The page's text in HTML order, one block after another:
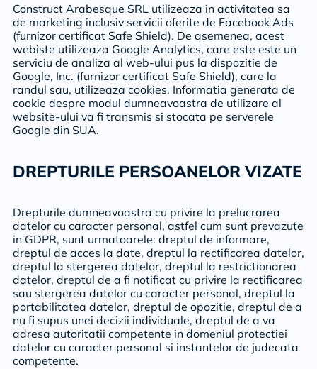
Construct Arabesque SRL utilizeaza in activitatea sa
de marketing inclusiv servicii oferite de Facebook Ads
(furnizor certificat Safe Shield). De asemenea, acest
webiste utilizeaza Google Analytics, care este este un
serviciu de analiza al web-ului pus la dispozitie de
Google, Inc. (furnizor certificat Safe Shield), care la
randul sau, utilizeaza cookies. Informatia generata de
cookie despre modul dumneavoastra de utilizare al
website-ului va fi transmis si stocata pe serverele
Google din SUA.
DREPTURILE PERSOANELOR VIZATE
Drepturile dumneavoastra cu privire la prelucrarea
datelor cu caracter personal, astfel cum sunt prevazute
in GDPR, sunt urmatoarele: dreptul de informare,
dreptul de acces la date, dreptul la rectificarea datelor,
dreptul la stergerea datelor, dreptul la restrictionarea
datelor, dreptul de a fi notificat cu privire la rectificarea
sau stergerea datelor cu caracter personal, dreptul la
portabilitatea datelor, dreptul de opozitie, dreptul de a
nu fi supus unei decizii individuale, dreptul de a va
adresa autoritatii competente in domeniul protectiei
datelor cu caracter personal si instantelor de judecata
competente.